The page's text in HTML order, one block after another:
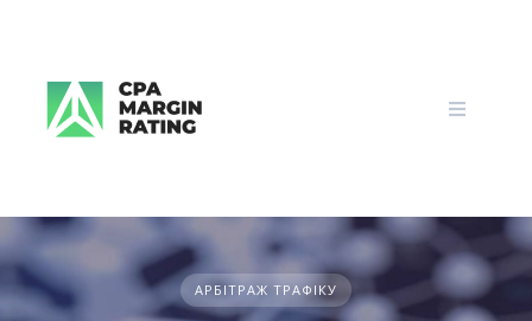
АРБІТРАЖ ТРАФІКУ